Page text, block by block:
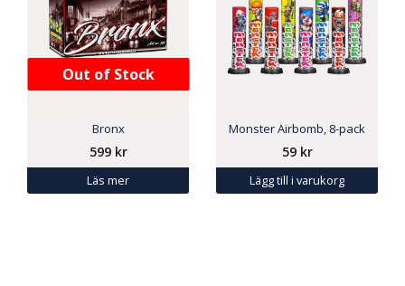
Out of Stock
Bronx
599 kr
Läs mer
Monster Airbomb, 8-pack
59 kr
Lägg till i varukorg